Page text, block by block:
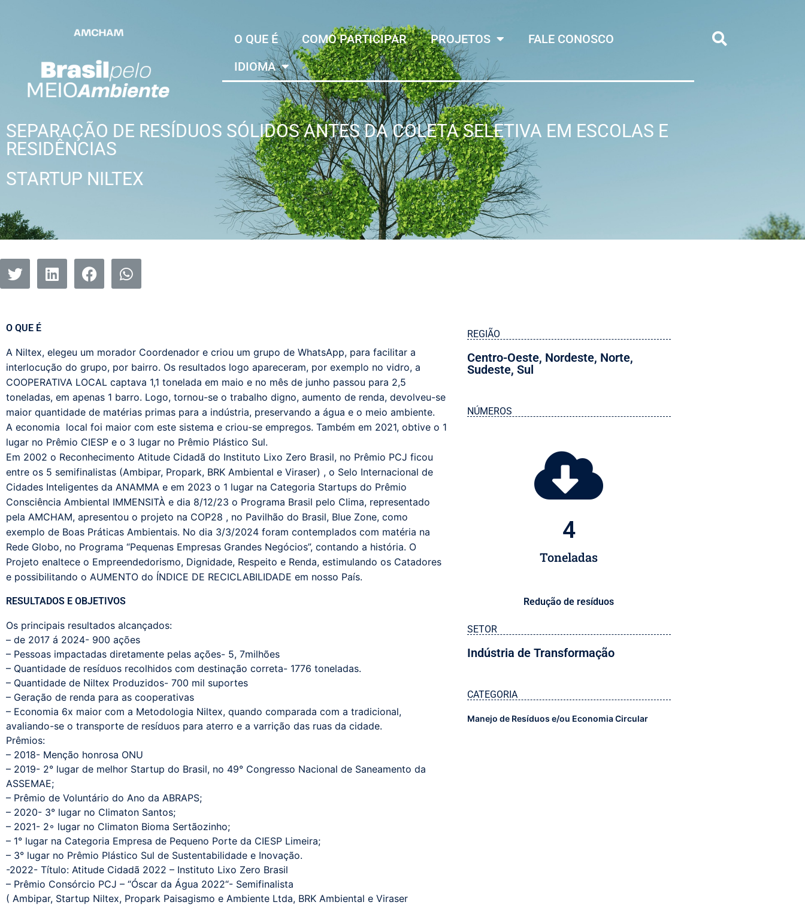
O QUE É COMO PARTICIPAR PROJETOS
FALE CONOSCO
IDIOMA
SEPARAÇÃO DE RESÍDUOS SÓLIDOS ANTES DA COLETA SELETIVA EM ESCOLAS E
RESIDÊNCIAS
STARTUP NILTEX
O QUE É
A Niltex, elegeu um morador Coordenador e criou um grupo de WhatsApp, para facilitar a
interlocução do grupo, por bairro. Os resultados logo apareceram, por exemplo no vidro, a
COOPERATIVA LOCAL captava 1,1 tonelada em maio e no mês de junho passou para 2,5
toneladas, em apenas 1 barro. Logo, tornou-se o trabalho digno, aumento de renda, devolveu-se
maior quantidade de matérias primas para a indústria, preservando a água e o meio ambiente.
A economia local foi maior com este sistema e criou-se empregos. Também em 2021, obtive o 1
lugar no Prêmio CIESP e o 3 lugar no Prêmio Plástico Sul.
Em 2002 o Reconhecimento Atitude Cidadã do Instituto Lixo Zero Brasil, no Prêmio PCJ ficou
entre os 5 semifinalistas (Ambipar, Propark, BRK Ambiental e Viraser) , o Selo Internacional de
Cidades Inteligentes da ANAMMA e em 2023 o 1 lugar na Categoria Startups do Prêmio
Consciência Ambiental IMMENSITÀ e dia 8/12/23 o Programa Brasil pelo Clima, representado
pela AMCHAM, apresentou o projeto na COP28 , no Pavilhão do Brasil, Blue Zone, como
exemplo de Boas Práticas Ambientais. No dia 3/3/2024 foram contemplados com matéria na
Rede Globo, no Programa “Pequenas Empresas Grandes Negócios”, contando a história. O
Projeto enaltece o Empreendedorismo, Dignidade, Respeito e Renda, estimulando os Catadores
e possibilitando o AUMENTO do ÍNDICE DE RECICLABILIDADE em nosso País.
RESULTADOS E OBJETIVOS
Os principais resultados alcançados:
– de 2017 á 2024- 900 ações
– Pessoas impactadas diretamente pelas ações- 5, 7milhões
– Quantidade de resíduos recolhidos com destinação correta- 1776 toneladas.
– Quantidade de Niltex Produzidos- 700 mil suportes
– Geração de renda para as cooperativas
– Economia 6x maior com a Metodologia Niltex, quando comparada com a tradicional,
avaliando-se o transporte de resíduos para aterro e a varrição das ruas da cidade.
Prêmios:
– 2018- Menção honrosa ONU
– 2019- 2° lugar de melhor Startup do Brasil, no 49° Congresso Nacional de Saneamento da
ASSEMAE;
– Prêmio de Voluntário do Ano da ABRAPS;
– 2020- 3° lugar no Climaton Santos;
– 2021- 2◦ lugar no Climaton Bioma Sertãozinho;
– 1° lugar na Categoria Empresa de Pequeno Porte da CIESP Limeira;
– 3° lugar no Prêmio Plástico Sul de Sustentabilidade e Inovação.
-2022- Título: Atitude Cidadã 2022 – Instituto Lixo Zero Brasil
– Prêmio Consórcio PCJ – “Óscar da Água 2022“- Semifinalista
( Ambipar, Startup Niltex, Propark Paisagismo e Ambiente Ltda, BRK Ambiental e Viraser
REGIÃO
Centro-Oeste, Nordeste, Norte,
Sudeste, Sul
NÚMEROS
Toneladas
4
Redução de resíduos
SETOR
Indústria de Transformação
CATEGORIA
Manejo de Resíduos e/ou Economia Circular